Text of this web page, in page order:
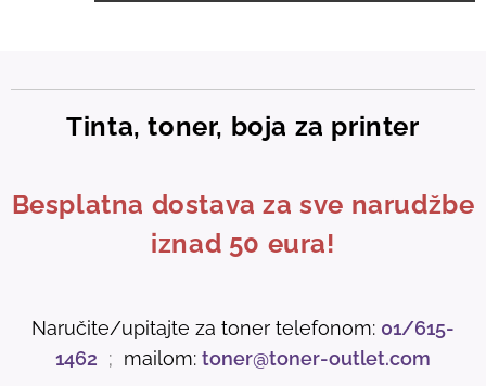
Tinta, toner, boja za printer
Besplatna dostava za sve narudžbe
iznad 50 eura!
Naručite/upitajte za toner telefonom: 01/615-
1462 ; mailom: toner@toner-outlet.com